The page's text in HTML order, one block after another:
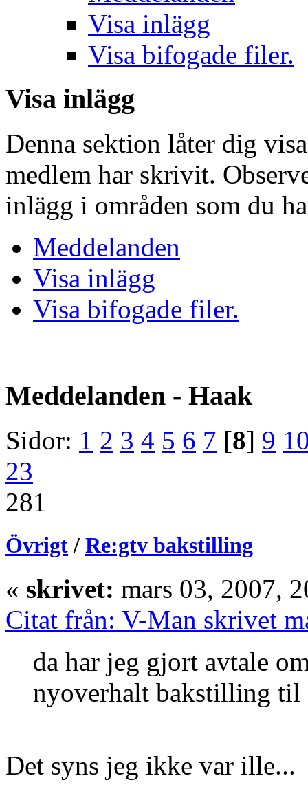
Visa inlägg
Visa bifogade filer.
Visa inlägg
Denna sektion låter dig
medlem har skrivit.
inlägg i områden som du
Meddelanden
Visa inlägg
Visa bifogade filer.
Meddelanden - Haak
Sidor: 1 2 3 4 5 6 7 [8] 9
23
281
Övrigt / Re:gtv bakstilling
« skrivet: mars 03, 2007,
Citat från: V-Man skrivet
da har jeg gjort avtale
nyoverhalt bakstilling til
Det syns jeg ikke var ille...